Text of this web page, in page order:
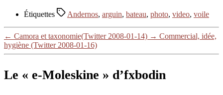
Étiquettes Andernos, arguin, bateau, photo, video, voile
← Camora et taxonomie(Twitter 2008-01-14) → Commercial, idée,
hygiène (Twitter 2008-01-16)
Le « e-Moleskine » d’fxbodin